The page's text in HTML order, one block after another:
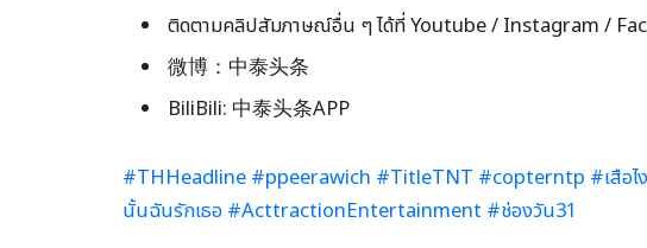
ติดตามคลิปสัมภาษณ์อื่น ๆ ได้ที่ Youtube / Instagram /
微博：中泰头条
BiliBili: 中泰头条APP
#THHeadline #ppeerawich #TitleTNT #copterntp #เสือไ
นั้นฉันรักเธอ #ActtractionEntertainment #ช่องวัน31